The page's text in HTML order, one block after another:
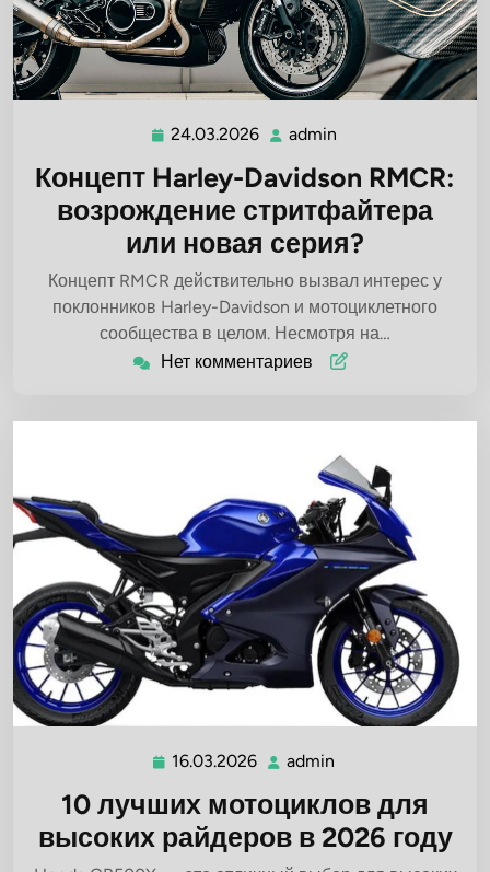
24.03.2026 24.03.2026
admin
Концепт Harley-Davidson RMCR:
возрождение стритфайтера
или новая серия?
Концепт RMCR действительно вызвал интерес у
поклонников Harley-Davidson и мотоциклетного
сообщества в целом. Несмотря на…
Нет комментариев
16.03.2026 16.03.2026
admin
10 лучших мотоциклов для
высоких райдеров в 2026 году